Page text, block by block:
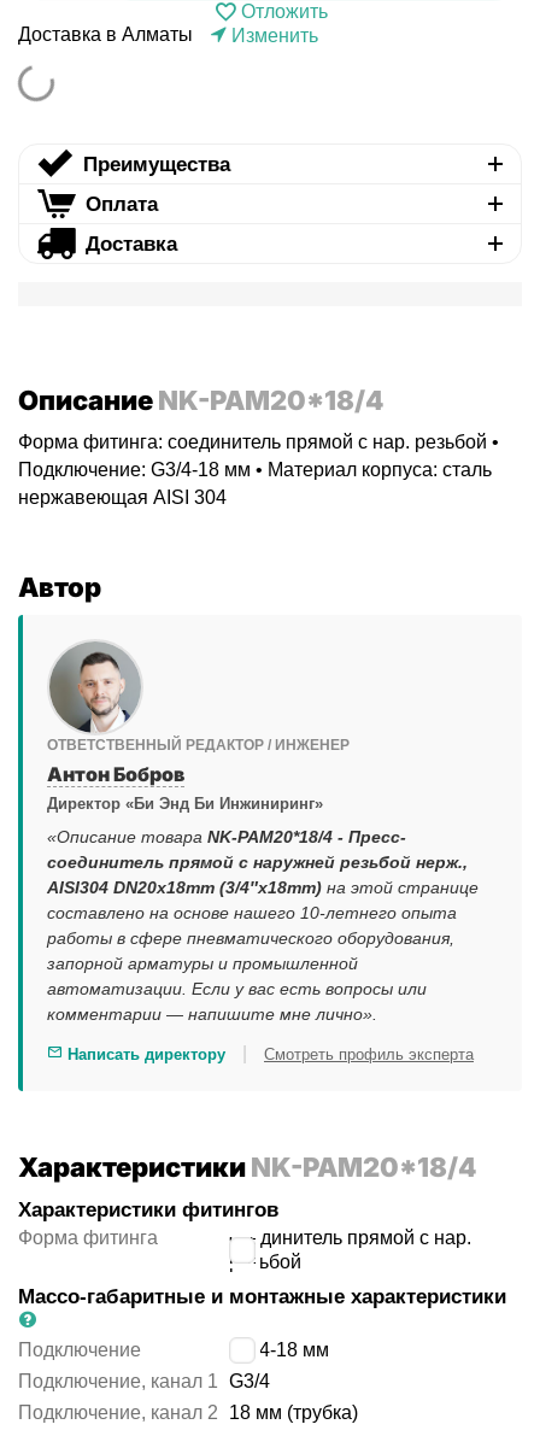
Отложить
Доставка в Алматы
Изменить
Преимущества
Оплата
Доставка
ОписаниеNK-PAM20*18/4
Форма фитинга: соединитель прямой с нар. резьбой •
Подключение: G3/4-18 мм • Материал корпуса: сталь
нержавеющая AISI 304
Автор
ОТВЕТСТВЕННЫЙ РЕДАКТОР / ИНЖЕНЕР
Антон Бобров
Директор «Би Энд Би Инжиниринг»
«Описание товара NK-PAM20*18/4 - Пресс-
соединитель прямой с наружней резьбой нерж.,
AISI304 DN20x18mm (3/4″x18mm) на этой странице
составлено на основе нашего 10-летнего опыта
работы в сфере пневматического оборудования,
запорной арматуры и промышленной
автоматизации. Если у вас есть вопросы или
комментарии — напишите мне лично».
Написать директору Смотреть профиль эксперта
ХарактеристикиNK-PAM20*18/4
Характеристики фитингов
Форма фитинга
соединитель прямой с нар.
резьбой
Массо-габаритные и монтажные характеристики
Подключение
G3/4-18 мм
Подключение, канал 1 G3/4
Подключение, канал 2
18 мм (трубка)